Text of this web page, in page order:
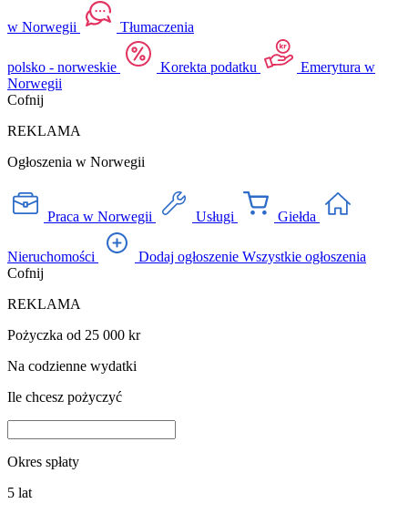
w Norwegii Tłumaczenia
polsko - norweskie Korekta podatku
Emerytura w
Norwegii
Cofnij
REKLAMA
Ogłoszenia w Norwegii
Praca w Norwegii Usługi Giełda
Nieruchomości Dodaj ogłoszenie Wszystkie ogłoszenia
Cofnij
REKLAMA
Pożyczka od 25 000 kr
Na codzienne wydatki
Ile chcesz pożyczyć
Okres spłaty
5 lat